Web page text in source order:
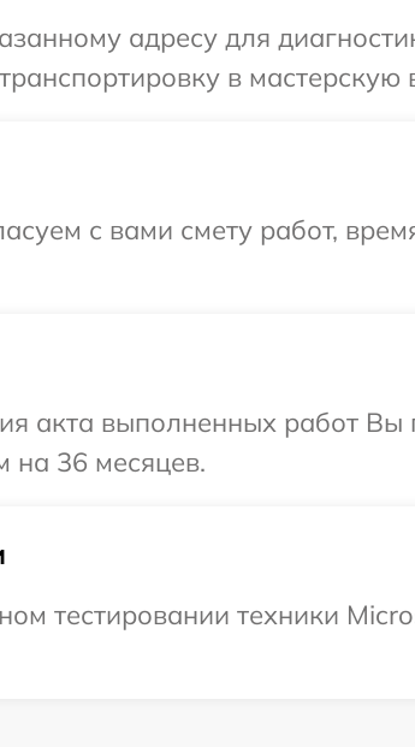
адресу для
в мастерскую
с вами смету работ,
акта выполненных работ
на 36 месяцев.
тестировании техники